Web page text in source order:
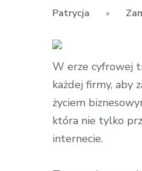
Patrycja
W erze cyfrowej
każdej firmy, aby
życiem
która nie tylko
internecie.